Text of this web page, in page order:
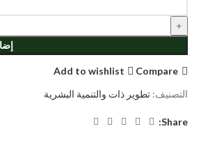
Compare
Add to wishlist
التصنيف: تطوير ذات والتنمية البشرية
Share: